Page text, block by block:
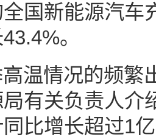
国新能源汽车
。
温情况的频繁
有关负责人介
比增长超过1